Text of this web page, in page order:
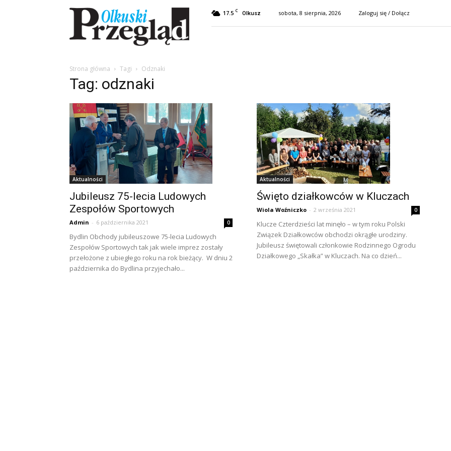
Przegląd
Olkuski
17.5 C Olkusz sobota, 8 sierpnia, 2026 Zaloguj się / Dołącz
Strona główna Tagi Odznaki
Tag: odznaki
Aktualności
Jubileusz 75-lecia Ludowych
Zespołów Sportowych
Admin - 6 października 2021 0
Bydlin Obchody jubileuszowe 75-lecia Ludowych
Zespołów Sportowych tak jak wiele imprez zostały
przełożone z ubiegłego roku na rok bieżący. W dniu 2
października do Bydlina przyjechało...
Aktualności
Święto działkowców w Kluczach
Wiola Woźniczko - 2 września 2021 0
Klucze Czterdzieści lat minęło – w tym roku Polski
Związek Działkowców obchodzi okrągłe urodziny.
Jubileusz świętowali członkowie Rodzinnego Ogrodu
Działkowego „Skałka” w Kluczach. Na co dzień...